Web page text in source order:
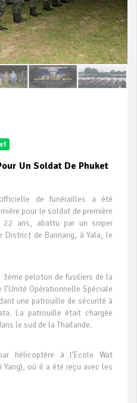
Un Soldat De Phuket
de funérailles a été
pour le soldat de première
22 ans, abattu par un sniper
District de Bannang, à Yala, le
peloton de fusiliers de la
l’Unité Opérationnelle Spéciale
une patrouille de sécurité à
La patrouille était chargée
le sud de la Thaïlande.
hélicoptère à l’Ecole Wat
Yang), où il a été reçu avec les